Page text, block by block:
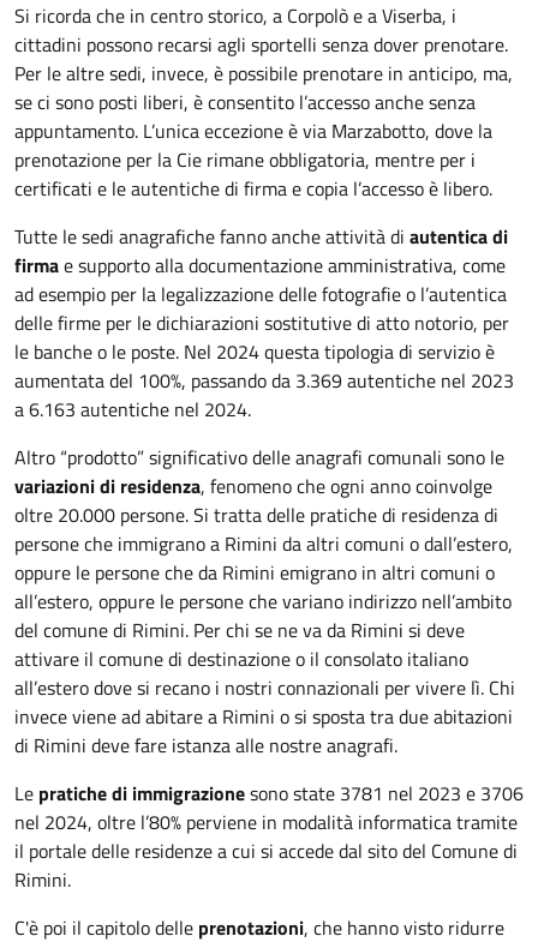
Si ricorda che in centro storico, a Corpolò e a Viserba, i
cittadini possono recarsi agli sportelli senza dover prenotare.
Per le altre sedi, invece, è possibile prenotare in anticipo, ma,
se ci sono posti liberi, è consentito l’accesso anche senza
appuntamento. L’unica eccezione è via Marzabotto, dove la
prenotazione per la Cie rimane obbligatoria, mentre per i
certificati e le autentiche di firma e copia l’accesso è libero.
Tutte le sedi anagrafiche fanno anche attività di autentica di
firmae supporto alla documentazione amministrativa, come
ad esempio per la legalizzazione delle fotografie o l’autentica
delle firme per le dichiarazioni sostitutive di atto notorio, per
le banche o le poste. Nel 2024 questa tipologia di servizio è
aumentata del 100%, passando da 3.369 autentiche nel 2023
a 6.163 autentiche nel 2024.
Altro “prodotto” significativo delle anagrafi comunali sono le
variazioni di residenza, fenomeno che ogni anno coinvolge
oltre 20.000 persone. Si tratta delle pratiche di residenza di
persone che immigrano a Rimini da altri comuni o dall’estero,
oppure le persone che da Rimini emigrano in altri comuni o
all’estero, oppure le persone che variano indirizzo nell’ambito
del comune di Rimini. Per chi se ne va da Rimini si deve
attivare il comune di destinazione o il consolato italiano
all’estero dove si recano i nostri connazionali per vivere lì. Chi
invece viene ad abitare a Rimini o si sposta tra due abitazioni
di Rimini deve fare istanza alle nostre anagrafi.
Le pratiche di immigrazionesono state 3781 nel 2023 e 3706
nel 2024, oltre l’80% perviene in modalità informatica tramite
il portale delle residenze a cui si accede dal sito del Comune di
Rimini.
C'è poi il capitolo delle prenotazioni, che hanno visto ridurre